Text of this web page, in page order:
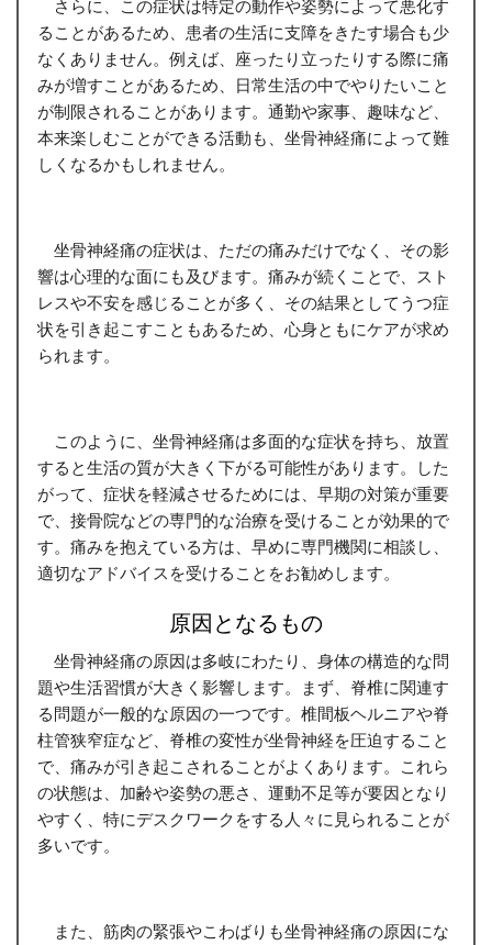
さらに、この症状は特定の動作や姿勢によって悪化す
ることがあるため、患者の生活に支障をきたす場合も少
なくありません。例えば、座ったり立ったりする際に痛
みが増すことがあるため、日常生活の中でやりたいこと
が制限されることがあります。通勤や家事、趣味など、
本来楽しむことができる活動も、坐骨神経痛によって難
しくなるかもしれません。
坐骨神経痛の症状は、ただの痛みだけでなく、その影
響は心理的な面にも及びます。痛みが続くことで、スト
レスや不安を感じることが多く、その結果としてうつ症
状を引き起こすこともあるため、心身ともにケアが求め
られます。
このように、坐骨神経痛は多面的な症状を持ち、放置
すると生活の質が大きく下がる可能性があります。した
がって、症状を軽減させるためには、早期の対策が重要
で、接骨院などの専門的な治療を受けることが効果的で
す。痛みを抱えている方は、早めに専門機関に相談し、
適切なアドバイスを受けることをお勧めします。
原因となるもの
坐骨神経痛の原因は多岐にわたり、身体の構造的な問
題や生活習慣が大きく影響します。まず、脊椎に関連す
る問題が一般的な原因の一つです。椎間板ヘルニアや脊
柱管狭窄症など、脊椎の変性が坐骨神経を圧迫すること
で、痛みが引き起こされることがよくあります。これら
の状態は、加齢や姿勢の悪さ、運動不足等が要因となり
やすく、特にデスクワークをする人々に見られることが
多いです。
また、筋肉の緊張やこわばりも坐骨神経痛の原因にな